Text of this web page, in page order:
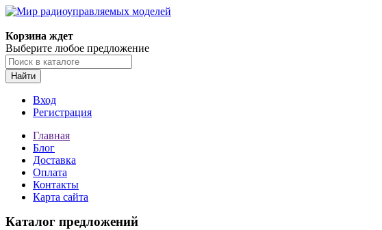
Корзина ждет
Выберите любое предложение
Найти
Вход
Регистрация
Главная
Блог
Доставка
Оплата
Контакты
Карта сайта
Каталог предложений